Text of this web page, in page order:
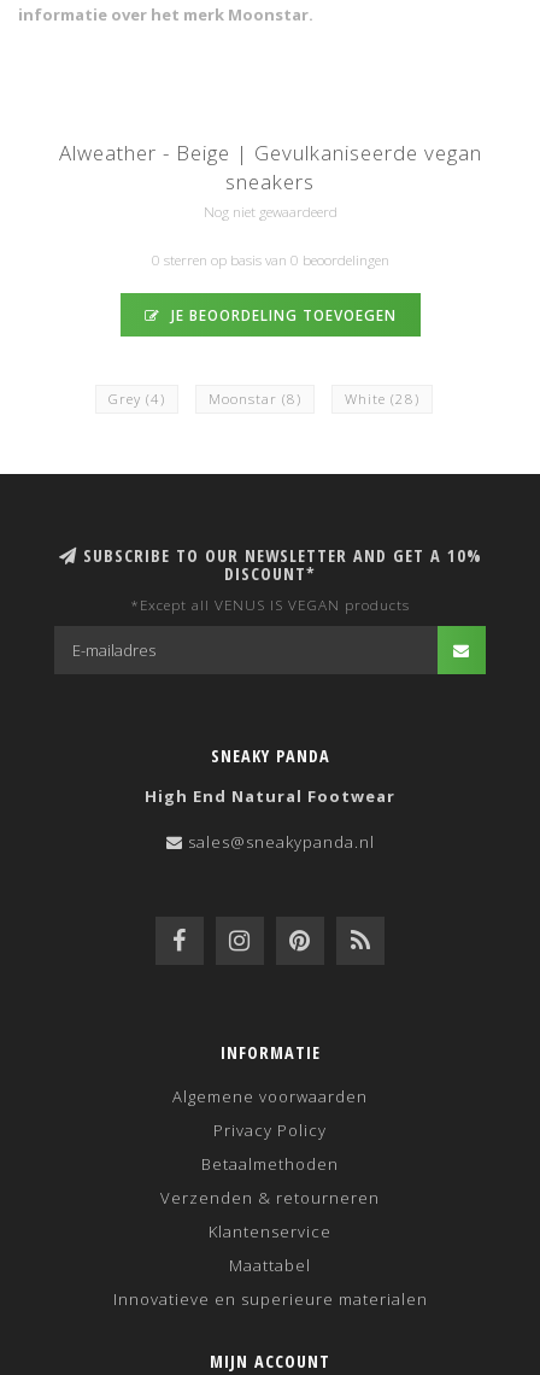
informatie over het merk Moonstar.
Alweather - Beige | Gevulkaniseerde vegan
sneakers
Nog niet gewaardeerd
0 sterren op basis van 0 beoordelingen
JE BEOORDELING TOEVOEGEN
Grey (4) Moonstar (8) White (28)
SUBSCRIBE TO OUR NEWSLETTER AND GET A 10%
DISCOUNT*
*Except all VENUS IS VEGAN products
SNEAKY PANDA
High End Natural Footwear
sales@sneakypanda.nl
INFORMATIE
Algemene voorwaarden
Privacy Policy
Betaalmethoden
Verzenden & retourneren
Klantenservice
Maattabel
Innovatieve en superieure materialen
MIJN ACCOUNT